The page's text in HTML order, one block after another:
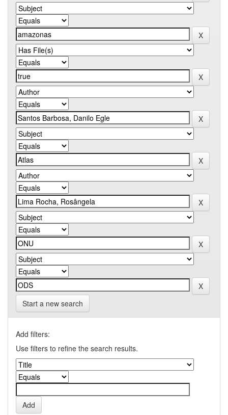
Start a new search
Add filters:
Use filters to refine the search results.